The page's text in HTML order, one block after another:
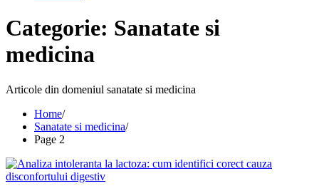
Categorie: Sanatate si
medicina
Articole din domeniul sanatate si medicina
Home
Sanatate si medicina
Page 2